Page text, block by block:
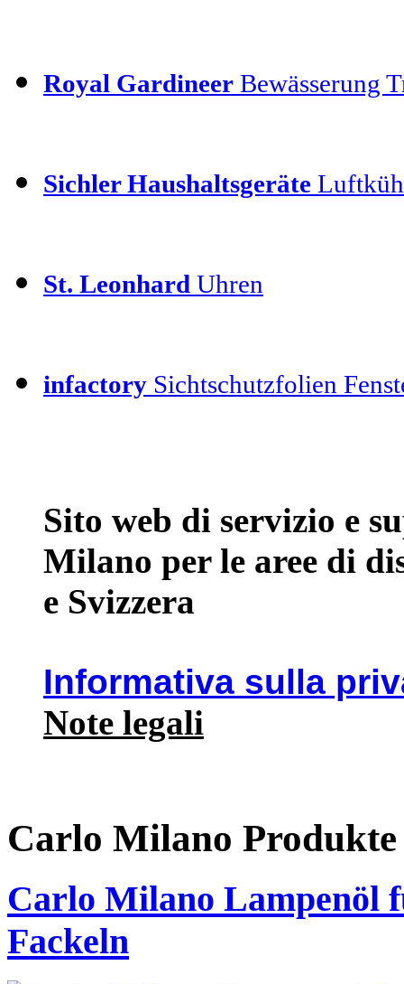
Royal Gardineer Bewässerung
Sichler Haushaltsgeräte
St. Leonhard Uhren
infactory Sichtschutzfolien
Sito web di servizio e
Milano per le aree di
e Svizzera
Informativa sulla
Note legali
Carlo Milano
Carlo Milano Lampenöl
Fackeln